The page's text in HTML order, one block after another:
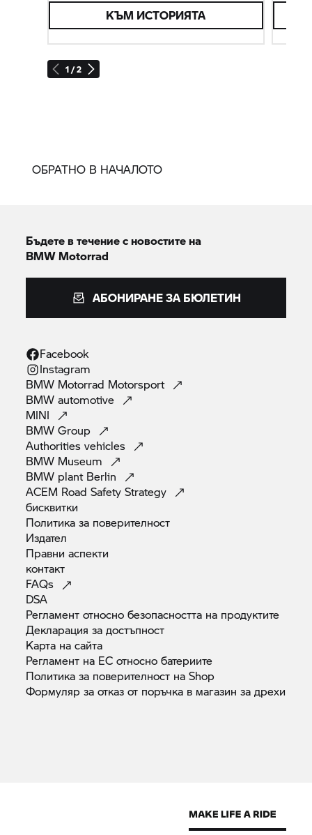
1 / 2
КЪМ ИСТОРИЯТА
ОБРАТНО В НАЧАЛОТО
Бъдете в течение с новостите на
BMW Motorrad
АБОНИРАНЕ ЗА БЮЛЕТИН
Facebook
Instagram
BMW Motorrad Motorsport
BMWautomotive
MINI
BMWGroup
Authoritiesvehicles
BMW Museum
BMW plant Berlin
ACEM Road SafetyStrategy
бисквитки
Политика за поверителност
Издател
Правниаспекти
контакт
FAQs
DSA
Регламент относно безопасността на продуктите
Декларация задостъпност
Карта насайта
Регламент на ЕС относнобатериите
Политика за поверителност наShop
Формуляр за отказ от поръчка в магазин задрехи